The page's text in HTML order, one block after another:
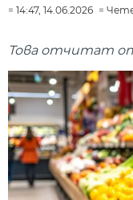
14:47, 14.06.2026 Чете
Това отчитат